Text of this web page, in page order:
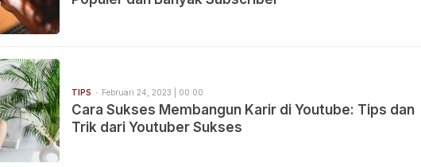
TIPS Februari 24, 2023 | 00:00
Cara Sukses Membangun Karir di Youtube: Tips dan
Trik dari Youtuber Sukses